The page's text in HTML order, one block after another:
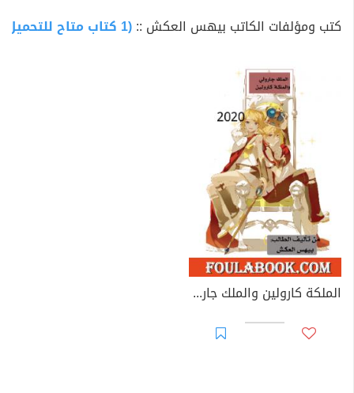
كتب ومؤلفات الكاتب بيهس العكش ::(1 كتاب متاح للتحميل)
الملكة كارولين والملك جارولي